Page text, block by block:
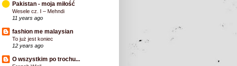
Pakistan - moja miłość
Wesele cz. I – Mehndi
11 years ago
fashion me malaysian
To już jest koniec
12 years ago
O wszystkim po trochu...